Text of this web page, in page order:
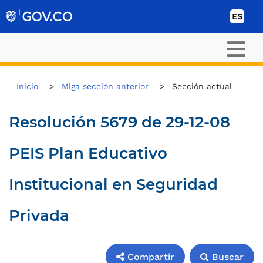
ES
Inicio Miga sección anterior Sección actual
Resolución 5679 de 29-12-08
PEIS Plan Educativo
Institucional en Seguridad
Privada
Compartir Buscar